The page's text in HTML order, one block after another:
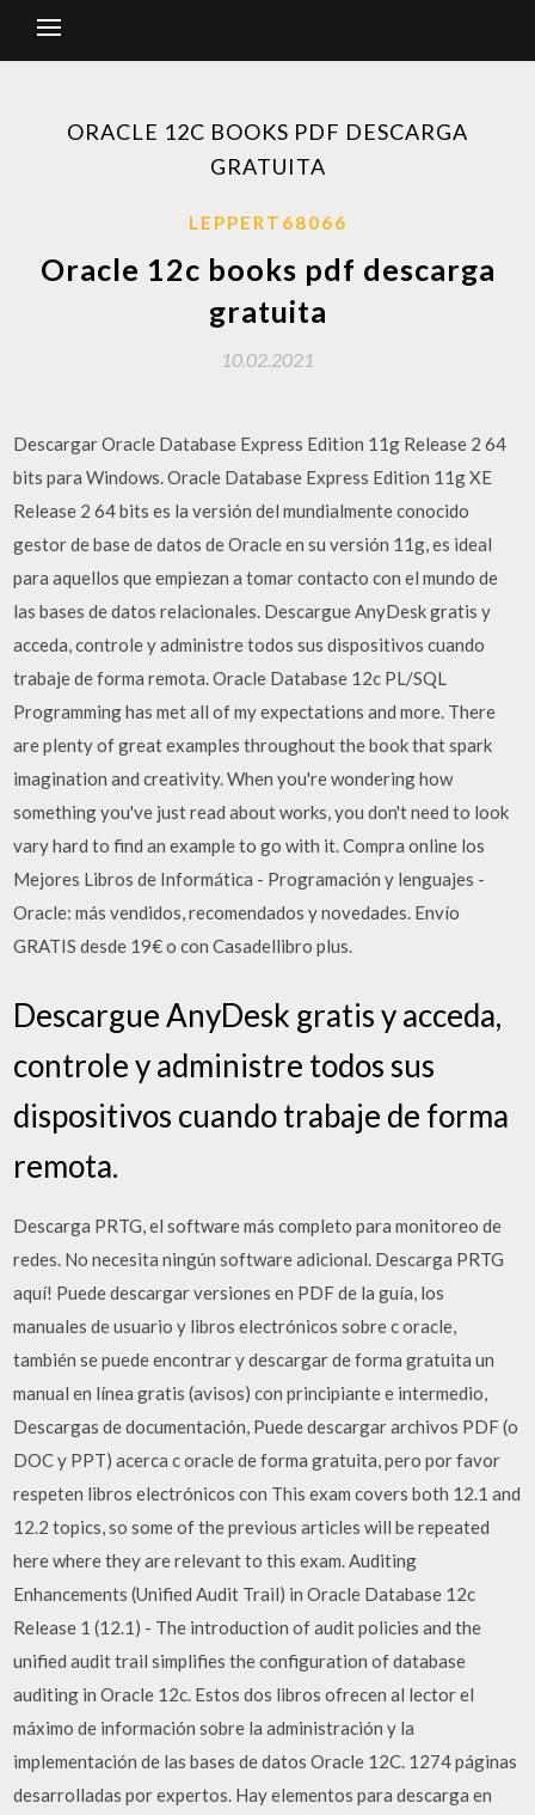
ORACLE 12C BOOKS PDF DESCARGA
GRATUITA
LEPPERT68066
Oracle 12c books pdf descarga
gratuita
10.02.2021
Descargar Oracle Database Express Edition 11g Release 2 64
bits para Windows. Oracle Database Express Edition 11g XE
Release 2 64 bits es la versión del mundialmente conocido
gestor de base de datos de Oracle en su versión 11g, es ideal
para aquellos que empiezan a tomar contacto con el mundo de
las bases de datos relacionales. Descargue AnyDesk gratis y
acceda, controle y administre todos sus dispositivos cuando
trabaje de forma remota. Oracle Database 12c PL/SQL
Programming has met all of my expectations and more. There
are plenty of great examples throughout the book that spark
imagination and creativity. When you're wondering how
something you've just read about works, you don't need to look
vary hard to find an example to go with it. Compra online los
Mejores Libros de Informática - Programación y lenguajes -
Oracle: más vendidos, recomendados y novedades. Envío
GRATIS desde 19€ o con Casadellibro plus.
Descargue AnyDesk gratis y acceda,
controle y administre todos sus
dispositivos cuando trabaje de forma
remota.
Descarga PRTG, el software más completo para monitoreo de
redes. No necesita ningún software adicional. Descarga PRTG
aquí! Puede descargar versiones en PDF de la guía, los
manuales de usuario y libros electrónicos sobre c oracle,
también se puede encontrar y descargar de forma gratuita un
manual en línea gratis (avisos) con principiante e intermedio,
Descargas de documentación, Puede descargar archivos PDF (o
DOC y PPT) acerca c oracle de forma gratuita, pero por favor
respeten libros electrónicos con This exam covers both 12.1 and
12.2 topics, so some of the previous articles will be repeated
here where they are relevant to this exam. Auditing
Enhancements (Unified Audit Trail) in Oracle Database 12c
Release 1 (12.1) - The introduction of audit policies and the
unified audit trail simplifies the configuration of database
auditing in Oracle 12c. Estos dos libros ofrecen al lector el
máximo de información sobre la administración y la
implementación de las bases de datos Oracle 12C. 1274 páginas
desarrolladas por expertos. Hay elementos para descarga en